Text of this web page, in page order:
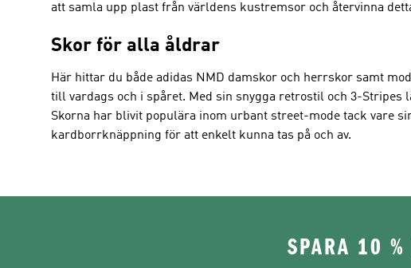
att samla upp plast från världens kustremsor och återvinna
Skor för alla åldrar
Här hittar du både adidas NMD damskor och herrskor samt
till vardags och i spåret. Med sin snygga retrostil och 3-Stripes
Skorna har blivit populära inom urbant street-mode tack vare
kardborrknäppning för att enkelt kunna tas på och av.
SPARA 10